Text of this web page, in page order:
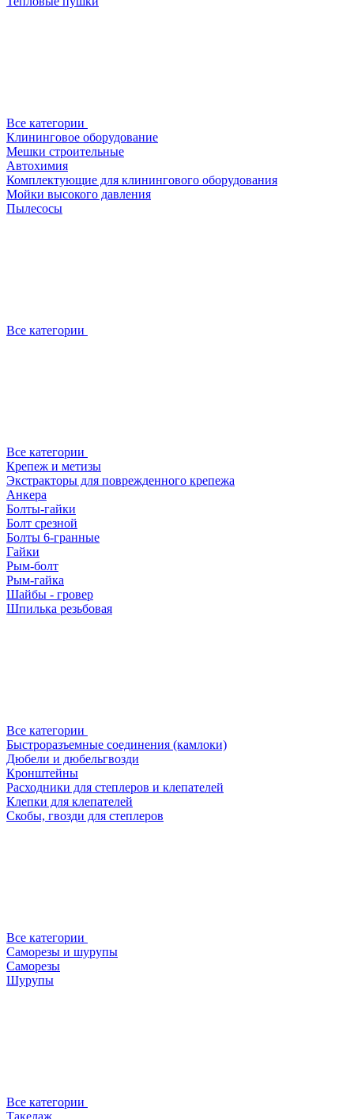
Все категории
Клининговое оборудование
Мешки строительные
Автохимия
Комплектующие для клинингового оборудования
Мойки высокого давления
Пылесосы
Все категории
Все категории
Крепеж и метизы
Экстракторы для поврежденного крепежа
Анкера
Болты-гайки
Болт срезной
Болты 6-гранные
Гайки
Рым-болт
Рым-гайка
Шайбы - гровер
Шпилька резьбовая
Все категории
Быстроразъемные соединения (камлоки)
Дюбели и дюбельгвозди
Кронштейны
Расходники для степлеров и клепателей
Клепки для клепателей
Скобы, гвозди для степлеров
Все категории
Саморезы и шурупы
Саморезы
Шурупы
Все категории
Такелаж